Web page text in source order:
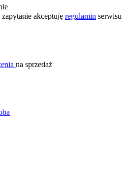
zapytanie akceptuję regulamin serwisu
na sprzedaż